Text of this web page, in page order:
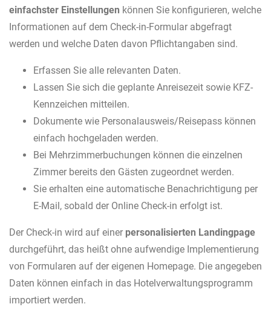
einfachster Einstellungen können Sie konfigurieren, welche
Informationen auf dem Check-in-Formular abgefragt
werden und welche Daten davon Pflichtangaben sind.
Erfassen Sie alle relevanten Daten.
Lassen Sie sich die geplante Anreisezeit sowie KFZ-
Kennzeichen mitteilen.
Dokumente wie Personalausweis/Reisepass können
einfach hochgeladen werden.
Bei Mehrzimmerbuchungen können die einzelnen
Zimmer bereits den Gästen zugeordnet werden.
Sie erhalten eine automatische Benachrichtigung per
E-Mail, sobald der Online Check-in erfolgt ist.
Der Check-in wird auf einer personalisierten Landingpage
durchgeführt, das heißt ohne aufwendige Implementierung
von Formularen auf der eigenen Homepage. Die angegeben
Daten können einfach in das Hotelverwaltungsprogramm
importiert werden.